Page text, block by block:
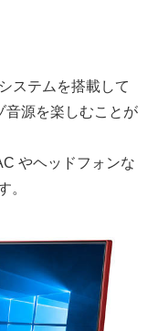
ステムを搭載して
音源を楽しむことが
やヘッドフォンな
。